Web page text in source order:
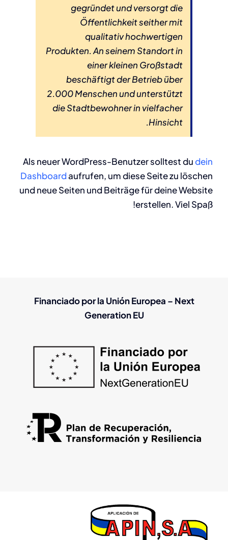
gegründet und versorgt die
Öffentlichkeit seither mit
qualitativ hochwertigen
Produkten. An seinem Standort in
einer kleinen Großstadt
beschäftigt der Betrieb über
2.000 Menschen und unterstützt
die Stadtbewohner in vielfacher
Hinsicht.
Als neuer WordPress-Benutzer solltest dudein
Dashboardaufrufen, um diese Seite zu löschen
und neue Seiten und Beiträge für deine Website
erstellen. Viel Spaß!
Financiado por la Unión Europea – Next
Generation EU